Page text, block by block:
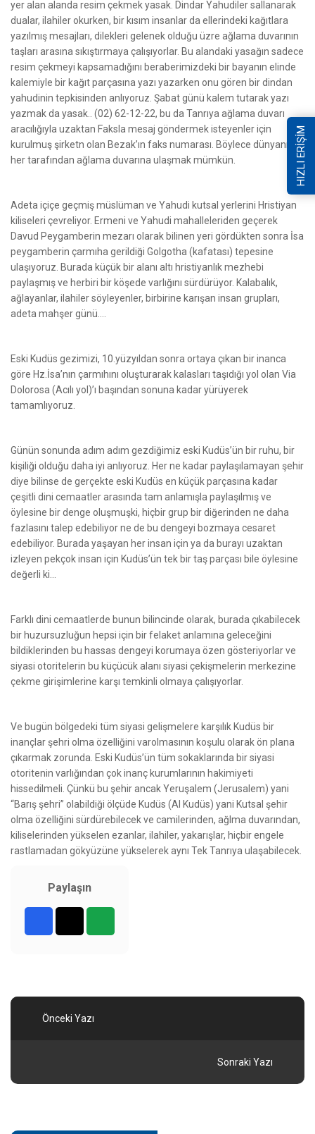
yer alan alanda resim çekmek yasak. Dindar Yahudiler sallanarak
dualar, ilahiler okurken, bir kısım insanlar da ellerindeki kağıtlara
yazılmış mesajları, dilekleri gelenek olduğu üzre ağlama duvarının
taşları arasına sıkıştırmaya çalışıyorlar. Bu alandaki yasağın sadece
resim çekmeyi kapsamadığını beraberimizdeki bir bayanın elinde
kalemiyle bir kağıt parçasına yazı yazarken onu gören bir dindan
yahudinin tepkisinden anlıyoruz. Şabat günü kalem tutarak yazı
yazmak da yasak.. (02) 62-12-22, bu da Tanrıya ağlama duvarı
aracılığıyla uzaktan Faksla mesaj göndermek isteyenler için
kurulmuş şirketn olan Bezak’ın faks numarası. Böylece dünyanın
her tarafından ağlama duvarına ulaşmak mümkün.
Adeta içiçe geçmiş müslüman ve Yahudi kutsal yerlerini Hristiyan
kiliseleri çevreliyor. Ermeni ve Yahudi mahalleleriden geçerek
Davud Peygamberin mezarı olarak bilinen yeri gördükten sonra İsa
peygamberin çarmıha gerildiği Golgotha (kafatası) tepesine
ulaşıyoruz. Burada küçük bir alanı altı hristiyanlık mezhebi
paylaşmış ve herbiri bir köşede varlığını sürdürüyor. Kalabalık,
ağlayanlar, ilahiler söyleyenler, birbirine karışan insan grupları,
adeta mahşer günü....
Eski Kudüs gezimizi, 10.yüzyıldan sonra ortaya çıkan bir inanca
göre Hz.İsa’nın çarmıhını oluşturarak kalasları taşıdığı yol olan Via
Dolorosa (Acılı yol)’ı başından sonuna kadar yürüyerek
tamamlıyoruz.
Günün sonunda adım adım gezdiğimiz eski Kudüs’ün bir ruhu, bir
kişiliği olduğu daha iyi anlıyoruz. Her ne kadar paylaşılamayan şehir
diye bilinse de gerçekte eski Kudüs en küçük parçasına kadar
çeşitli dini cemaatler arasında tam anlamışla paylaşılmış ve
öylesine bir denge oluşmuşki, hiçbir grup bir diğerinden ne daha
fazlasını talep edebiliyor ne de bu dengeyi bozmaya cesaret
edebiliyor. Burada yaşayan her insan için ya da burayı uzaktan
izleyen pekçok insan için Kudüs’ün tek bir taş parçası bile öylesine
değerli ki...
Farklı dini cemaatlerde bunun bilincinde olarak, burada çıkabilecek
bir huzursuzluğun hepsi için bir felaket anlamına geleceğini
bildiklerinden bu hassas dengeyi korumaya özen gösteriyorlar ve
siyasi otoritelerin bu küçücük alanı siyasi çekişmelerin merkezine
çekme girişimlerine karşı temkinli olmaya çalışıyorlar.
Ve bugün bölgedeki tüm siyasi gelişmelere karşılık Kudüs bir
inançlar şehri olma özelliğini varolmasının koşulu olarak ön plana
çıkarmak zorunda. Eski Kudüs’ün tüm sokaklarında bir siyasi
otoritenin varlığından çok inanç kurumlarının hakimiyeti
hissedilmeli. Çünkü bu şehir ancak Yeruşalem (Jerusalem) yani
“Barış şehri” olabildiği ölçüde Kudüs (Al Kudüs) yani Kutsal şehir
olma özelliğini sürdürebilecek ve camilerinden, ağlma duvarından,
kiliselerinden yükselen ezanlar, ilahiler, yakarışlar, hiçbir engele
rastlamadan gökyüzüne yükselerek aynı Tek Tanrıya ulaşabilecek.
Paylaşın
Önceki Yazı
Sonraki Yazı
HIZLI ERİŞİM